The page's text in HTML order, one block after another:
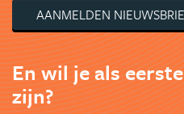
AANMELDEN
En wil je als
zijn?